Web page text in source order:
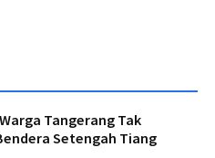
Tangerang Tak
Setengah Tiang